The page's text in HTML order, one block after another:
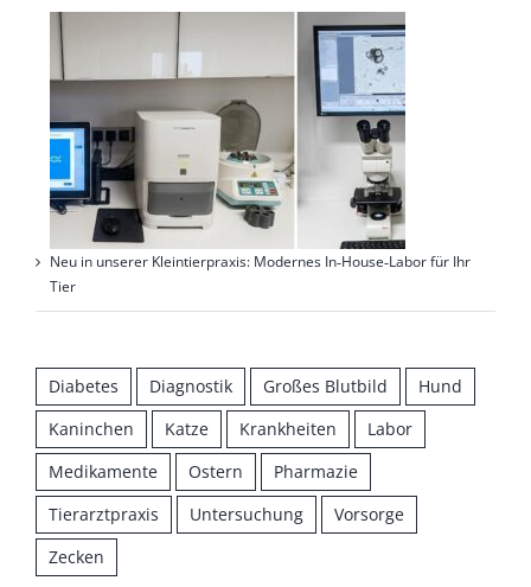
Neu in unserer Kleintierpraxis: Modernes In‑House‑Labor für Ihr
Tier
Diabetes Diagnostik Großes Blutbild
Hund
Kaninchen
Katze Krankheiten
Labor
Medikamente
Ostern
Pharmazie
Tierarztpraxis
Untersuchung
Vorsorge
Zecken